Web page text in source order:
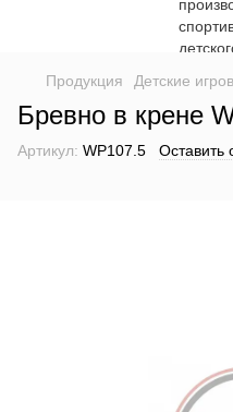
Продукция Детские
Бревно в крене
Артикул: WP107.5 Оставить